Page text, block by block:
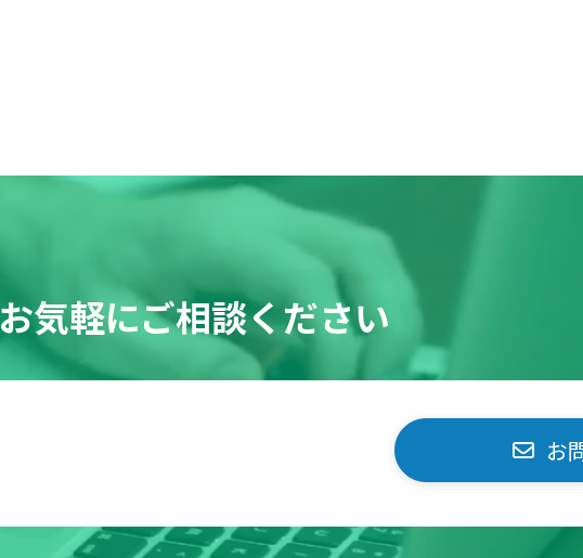
お気軽にご相談ください
お